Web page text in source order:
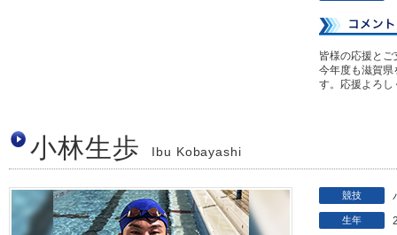
皆様の応援と
今年度も滋賀県
す。応援よろし
小林生歩 Ibu Kobayashi
競技
生年